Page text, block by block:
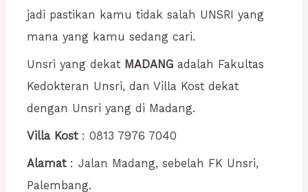
jadi pastikan kamu tidak salah UNSRI yang
mana yang kamu sedang cari.
Unsri yang dekat MADANGadalah Fakultas
Kedokteran Unsri, dan Villa Kost dekat
dengan Unsri yang di Madang.
Villa Kost: 0813 7976 7040
Alamat: Jalan Madang, sebelah FK Unsri,
Palembang.